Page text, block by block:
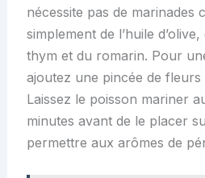
nécessite pas de marinades
simplement de l’huile
thym et du romarin. Pour
ajoutez une pincée de fleurs
Laissez le poisson mariner
minutes avant de le placer
permettre aux arômes de